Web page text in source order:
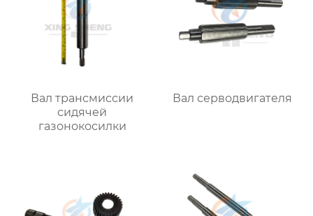
Вал трансмиссии
сидячей
газонокосилки
Вал серводвигателя